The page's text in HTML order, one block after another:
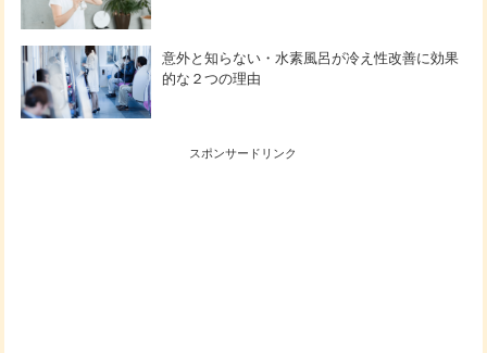
意外と知らない・水素風呂が冷え性改善に効果
的な２つの理由
スポンサードリンク